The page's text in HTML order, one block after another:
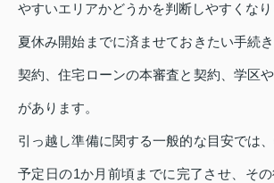
やすいエリアかどうかを判断しやすくなり
夏休み開始までに済ませておきたい手続
契約、住宅ローンの本審査と契約、学区
があります。
引っ越し準備に関する一般的な目安では
予定日の1か月前頃までに完了させ、そ